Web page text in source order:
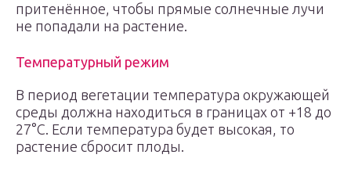
притенённое, чтобы прямые солнечные лучи
не попадали на растение.
Температурный режим
В период вегетации температура окружающей
среды должна находиться в границах от +18 до
27°С. Если температура будет высокая, то
растение сбросит плоды.